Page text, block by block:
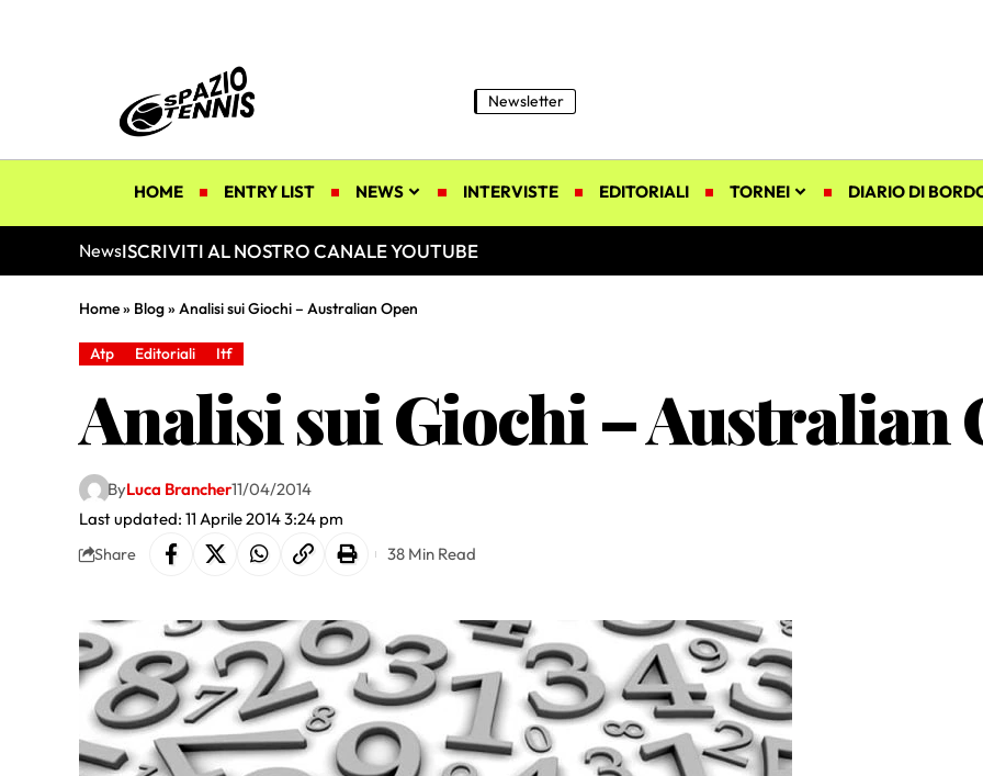
Newsletter
HOME ENTRY LIST NEWS INTERVISTE EDITORIALI TORNEI DIARIO DI
NewsISCRIVITI AL NOSTRO CANALE YOUTUBE
Home» Blog» Analisi sui Giochi – Australian Open
Atp Editoriali Itf
Analisi sui Giochi – Australian
Last updated: 11 Aprile 2014 3:24 pm
ByLuca Brancher11/04/2014
Share 38 Min Read